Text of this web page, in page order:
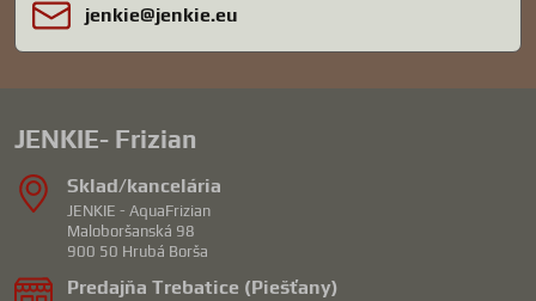
jenkie​@jenkie​.eu
JENKIE- Frizian
Sklad/kancelária
JENKIE - AquaFrizian
Maloboršanská 98
900 50 Hrubá Borša
Predajňa Trebatice (Piešťany)